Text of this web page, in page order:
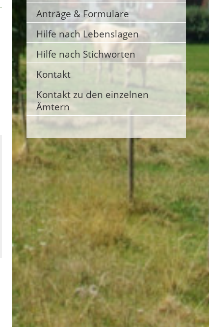
Anträge & Formulare
Hilfe nach Lebenslagen
Hilfe nach Stichworten
Kontakt
Kontakt zu den einzelnen
Ämtern